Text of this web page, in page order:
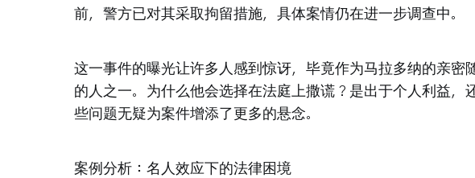
前，警方已对其采取拘留措施，具体案情仍在进一步调查中。
这一事件的曝光让许多人感到惊讶，毕竟作为马拉多纳的亲密
的人之一。为什么他会选择在法庭上撒谎？是出于个人利益，
些问题无疑为案件增添了更多的悬念。
案例分析：名人效应下的法律困境